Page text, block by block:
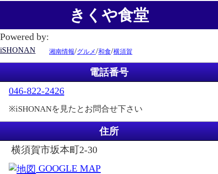
きくや食堂
Powered by:
iSHONAN 湘南情報/グルメ/和食/横須賀
電話番号
046-822-2426
※iSHONANを見たとお問合せ下さい
住所
横須賀市坂本町2-30
GOOGLE MAP